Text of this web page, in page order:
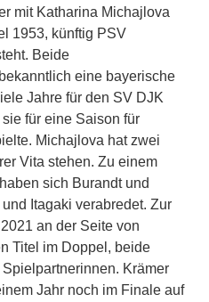
mit Katharina Michajlova
1953, künftig PSV
Beide
eine bayerische
Jahre für den SV DJK
für eine Saison für
Michajlova hat zwei
Vita stehen. Zu einem
sich Burandt und
Itagaki verabredet. Zur
an der Seite von
Titel im Doppel, beide
Krämer
Jahr noch im Finale auf